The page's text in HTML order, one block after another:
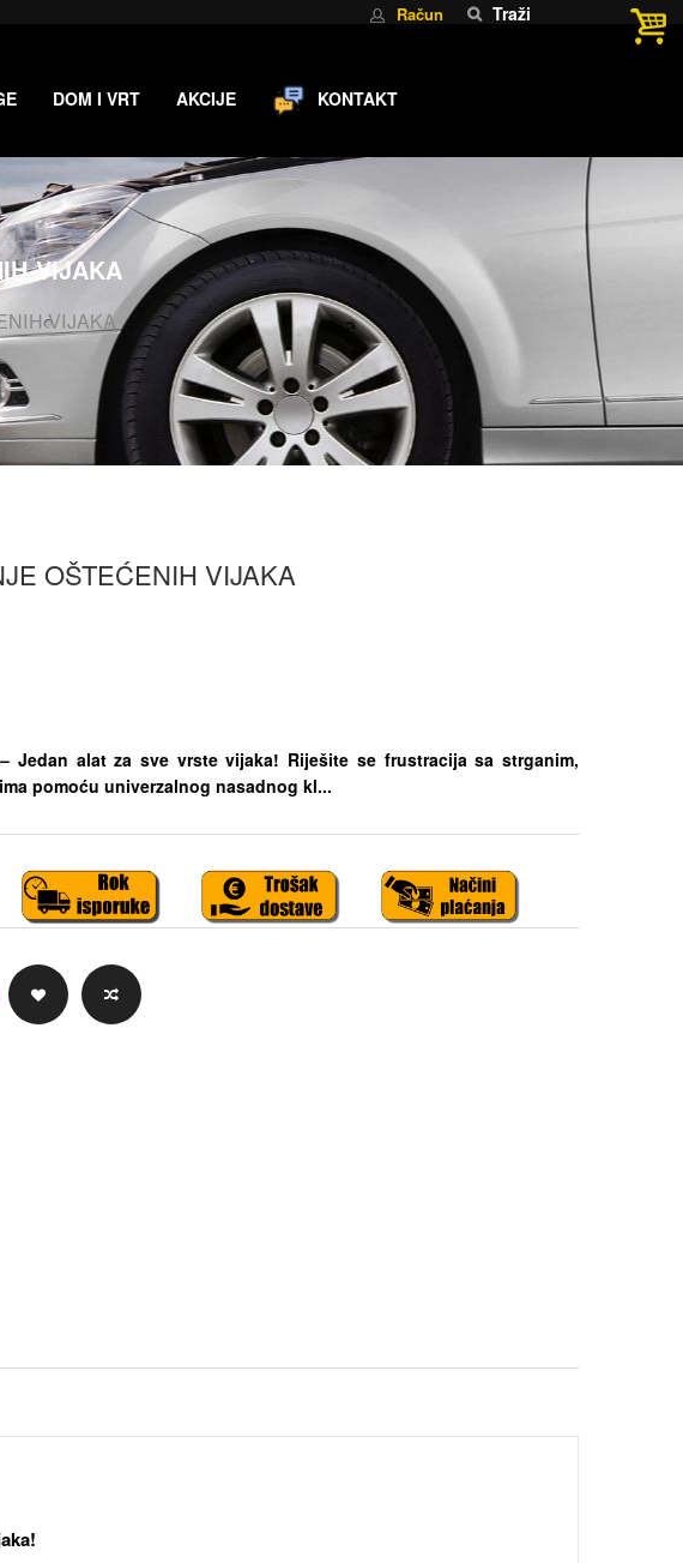
Račun Traži
DOM I VRT AKCIJE KONTAKT
VIJAKA
VIJAKA
OŠTEĆENIH VIJAKA
Jedan alat za sve vrste vijaka! Riješite se frustracija sa strganim,
pomoću univerzalnog nasadnog kl...